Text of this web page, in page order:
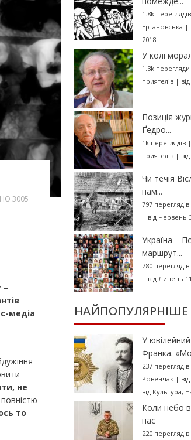
3005
–
медіа
не
то
1.8k переглядів
Ертановська |
2018
У колі
1.3k перегляди
приятелів|
Позиція
Ґедро...
1k переглядів|
приятелів|
Чи течія
пам...
797 переглядів
| від Червень
Україна –
маршрут...
780 переглядів
| від Липень
НАЙПОПУЛЯРНІШЕ
У ювілейний
Франка.
237 переглядів
Ровенчак|
від Культура,
Коли небо
нас
220 переглядів